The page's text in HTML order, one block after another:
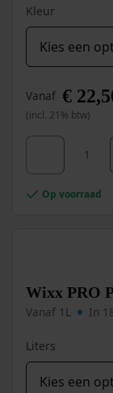
Kleur
Vanaf €
(incl. 21% btw)
Wixx PRO
Dit
heeft
meerdere
worden
de
Op voorraad
Wixx PRO
Vanaf 1L In
Liters